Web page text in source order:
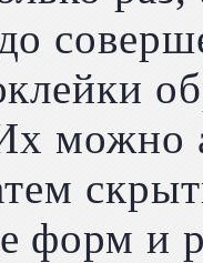
можно
форм и